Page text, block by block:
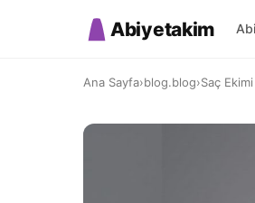
Abiyetakim
Ana Sayfa›blog.blog›Saç